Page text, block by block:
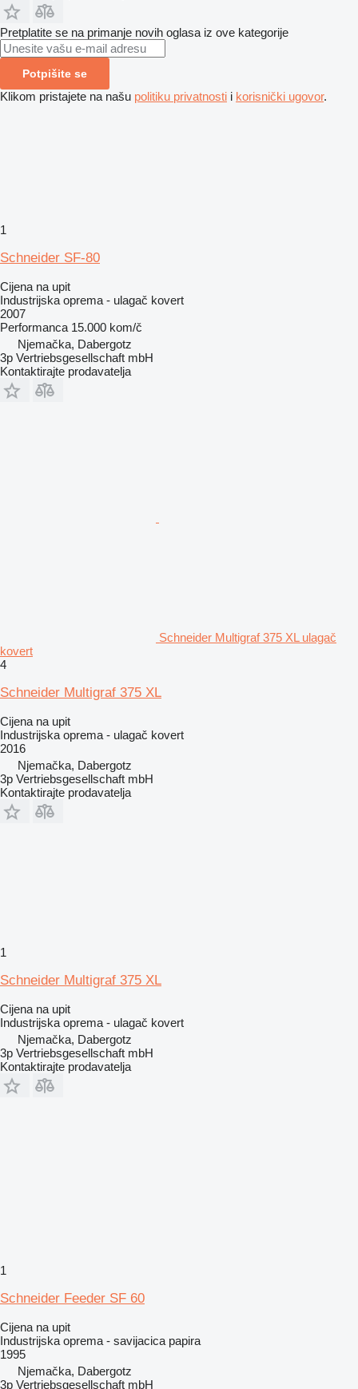
Pretplatite se na primanje novih oglasa iz ove kategorije
Potpišite se
Klikom pristajete na našu politiku privatnosti i korisnički ugovor.
1
Schneider SF-80
Cijena na upit
Industrijska oprema - ulagač kovert
2007
Performanca 15.000 kom/č
Njemačka, Dabergotz
3p Vertriebsgesellschaft mbH
Kontaktirajte prodavatelja
Schneider Multigraf 375 XL ulagač
kovert
4
Schneider Multigraf 375 XL
Cijena na upit
Industrijska oprema - ulagač kovert
2016
Njemačka, Dabergotz
3p Vertriebsgesellschaft mbH
Kontaktirajte prodavatelja
1
Schneider Multigraf 375 XL
Cijena na upit
Industrijska oprema - ulagač kovert
Njemačka, Dabergotz
3p Vertriebsgesellschaft mbH
Kontaktirajte prodavatelja
1
Schneider Feeder SF 60
Cijena na upit
Industrijska oprema - savijacica papira
1995
Njemačka, Dabergotz
3p Vertriebsgesellschaft mbH